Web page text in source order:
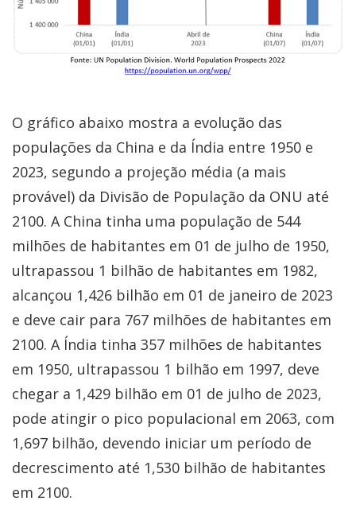
O gráfico abaixo mostra a evolução das
populações da China e da Índia entre 1950 e
2023, segundo a projeção média (a mais
provável) da Divisão de População da ONU até
2100. A China tinha uma população de 544
milhões de habitantes em 01 de julho de 1950,
ultrapassou 1 bilhão de habitantes em 1982,
alcançou 1,426 bilhão em 01 de janeiro de 2023
e deve cair para 767 milhões de habitantes em
2100. A Índia tinha 357 milhões de habitantes
em 1950, ultrapassou 1 bilhão em 1997, deve
chegar a 1,429 bilhão em 01 de julho de 2023,
pode atingir o pico populacional em 2063, com
1,697 bilhão, devendo iniciar um período de
decrescimento até 1,530 bilhão de habitantes
em 2100.